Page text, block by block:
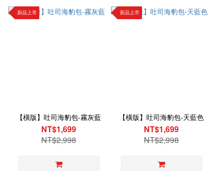
新品上市
【橫版】吐司海豹包-霧灰藍
NT$1,699
NT$2,998
新品上市
【橫版】吐司海豹包-天藍色
NT$1,699
NT$2,998